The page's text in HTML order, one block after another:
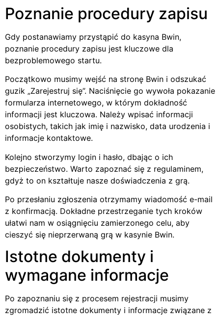
Poznanie procedury zapisu
Gdy postanawiamy przystąpić do kasyna Bwin,
poznanie procedury zapisu jest kluczowe dla
bezproblemowego startu.
Początkowo musimy wejść na stronę Bwin i odszukać
guzik „Zarejestruj się”. Naciśnięcie go wywoła pokazanie
formularza internetowego, w którym dokładność
informacji jest kluczowa. Należy wpisać informacji
osobistych, takich jak imię i nazwisko, data urodzenia i
informacje kontaktowe.
Kolejno stworzymy login i hasło, dbając o ich
bezpieczeństwo. Warto zapoznać się z regulaminem,
gdyż to on kształtuje nasze doświadczenia z grą.
Po przesłaniu zgłoszenia otrzymamy wiadomość e-mail
z konfirmacją. Dokładne przestrzeganie tych kroków
ułatwi nam w osiągnięciu zamierzonego celu, aby
cieszyć się nieprzerwaną grą w kasynie Bwin.
Istotne dokumenty i
wymagane informacje
Po zapoznaniu się z procesem rejestracji musimy
zgromadzić istotne dokumenty i informacje związane z